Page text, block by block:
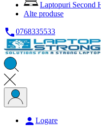
Laptopuri Second
Alte produse
0768335533
 Logare